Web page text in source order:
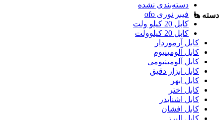
دسته ها
دسته‌بندی نشده
فیبر نوری ofo
کابل 20 کیلو ولت
کابل 20 کیلوولت
کابل آرموردار
کابل آلومینیوم
کابل آلومینیومی
کابل ابزار دقیق
کابل ابهر
کابل اختر
کابل اشنایدر
کابل افشان